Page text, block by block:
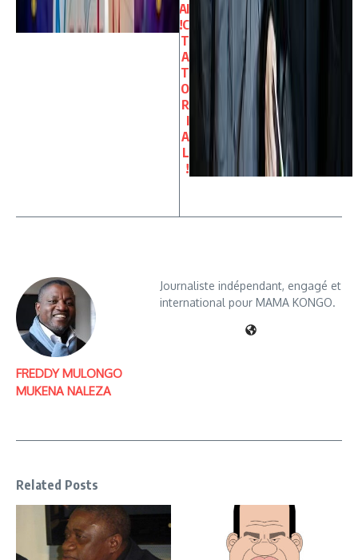
A
!
I
C
T
A
T
O
R
I
A
L
!
FREDDY MULONGO
MUKENA NALEZA
Journaliste indépendant, engagé et
international pour MAMA KONGO.
Related Posts